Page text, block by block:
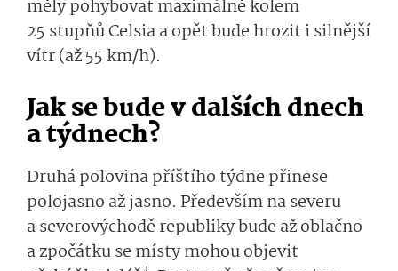
měly pohybovat maximálně kolem
25 stupňů Celsia a opět bude hrozit i silnější
vítr (až 55 km/h).
Jak se bude v dalších dnech
a týdnech?
Druhá polovina příštího týdne přinese
polojasno až jasno. Především na severu
a severovýchodě republiky bude až oblačno
a zpočátku se místy mohou objevit